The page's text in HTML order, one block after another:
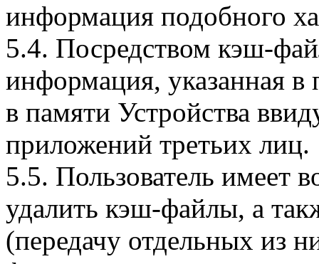
информация подобного
5.4. Посредством кэш-
информация, указанная в
в памяти Устройства
приложений третьих лиц.
5.5. Пользователь имеет
удалить кэш-файлы, а
(передачу отдельных из